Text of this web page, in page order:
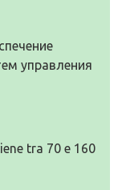
управления
tra 70 e 160